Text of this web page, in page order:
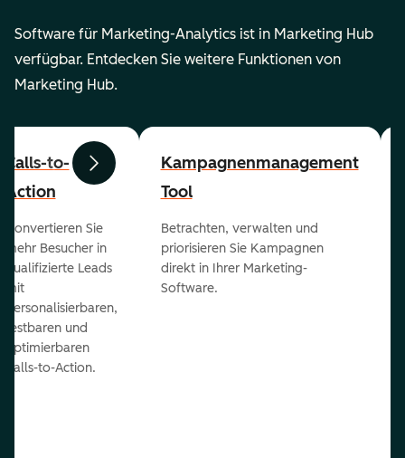
Software für Marketing-Analytics ist in Marketing Hub
verfügbar. Entdecken Sie weitere Funktionen von
Marketing Hub.
ZurückWeiter
Calls-to-
Action
Konvertieren Sie
mehr Besucher in
qualifizierte Leads
mit
personalisierbaren,
testbaren und
optimierbaren
Calls-to-Action.
Kampagnenmanagement
Tool
Betrachten, verwalten und
priorisieren Sie Kampagnen
direkt in Ihrer Marketing-
Software.